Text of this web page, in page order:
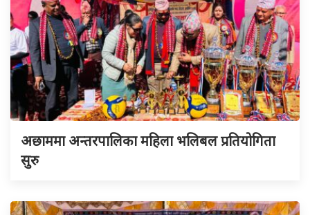
अछाममा अन्तरपालिका महिला भलिबल प्रतियोगिता
सुरु